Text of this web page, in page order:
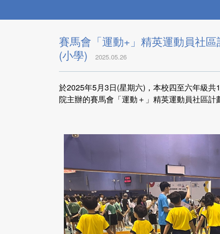
賽馬會「運動+」精英運動員社
(小學)
2025.05.26
於2025年5月3日(星期六)，本校四至六年級
院主辦的賽馬會「運動＋」精英運動員社區